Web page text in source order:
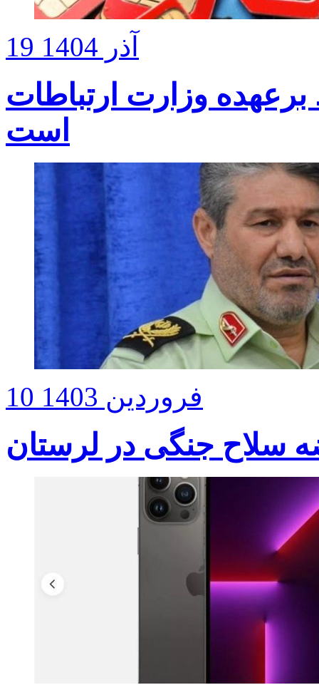
19 آذر 1404
وزارت ارتباطات
است
10 فروردین 1403